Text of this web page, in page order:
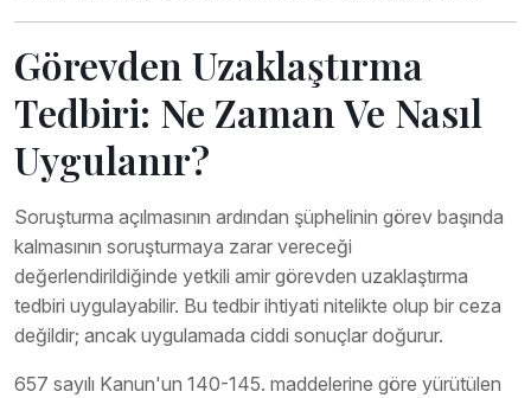
Görevden Uzaklaştırma
Tedbiri: Ne Zaman Ve Nasıl
Uygulanır?
Soruşturma açılmasının ardından şüphelinin görev başında
kalmasının soruşturmaya zarar vereceği
değerlendirildiğinde yetkili amir görevden uzaklaştırma
tedbiri uygulayabilir. Bu tedbir ihtiyati nitelikte olup bir ceza
değildir; ancak uygulamada ciddi sonuçlar doğurur.
657 sayılı Kanun'un 140-145. maddelerine göre yürütülen